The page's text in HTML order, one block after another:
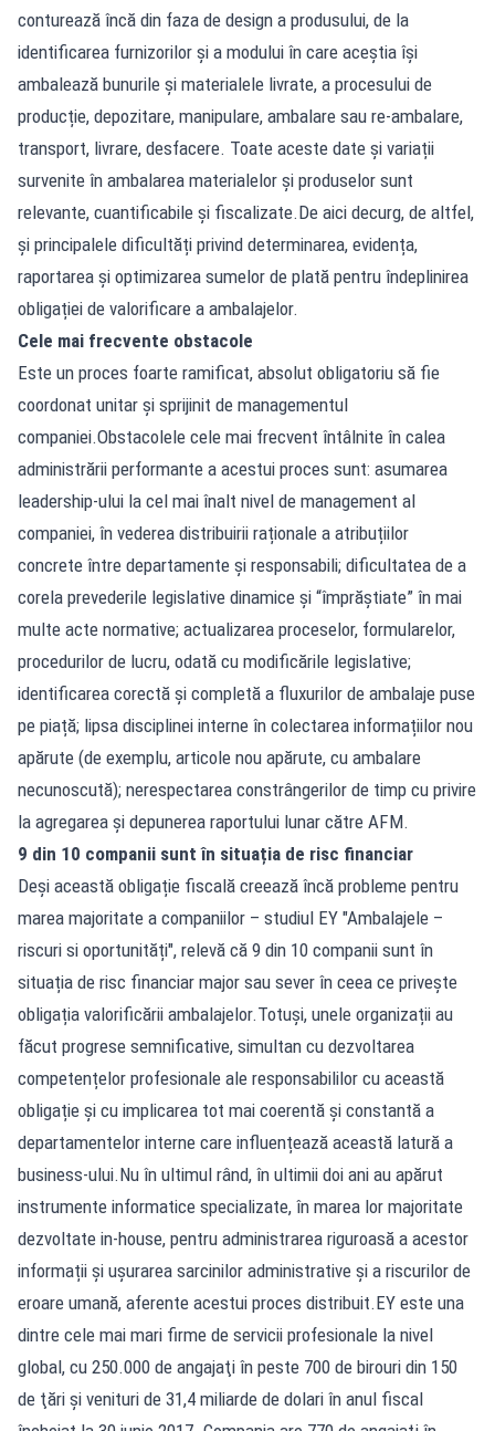
conturează încă din faza de design a produsului, de la
identificarea furnizorilor și a modului în care aceștia își
ambalează bunurile și materialele livrate, a procesului de
producție, depozitare, manipulare, ambalare sau re-ambalare,
transport, livrare, desfacere. Toate aceste date și variații
survenite în ambalarea materialelor și produselor sunt
relevante, cuantificabile și fiscalizate.De aici decurg, de altfel,
și principalele dificultăți privind determinarea, evidența,
raportarea și optimizarea sumelor de plată pentru îndeplinirea
obligației de valorificare a ambalajelor.
Cele mai frecvente obstacole
Este un proces foarte ramificat, absolut obligatoriu să fie
coordonat unitar și sprijinit de managementul
companiei.Obstacolele cele mai frecvent întâlnite în calea
administrării performante a acestui proces sunt: asumarea
leadership-ului la cel mai înalt nivel de management al
companiei, în vederea distribuirii raționale a atribuțiilor
concrete între departamente și responsabili; dificultatea de a
corela prevederile legislative dinamice și “împrăștiate” în mai
multe acte normative; actualizarea proceselor, formularelor,
procedurilor de lucru, odată cu modificările legislative;
identificarea corectă și completă a fluxurilor de ambalaje puse
pe piață; lipsa disciplinei interne în colectarea informațiilor nou
apărute (de exemplu, articole nou apărute, cu ambalare
necunoscută); nerespectarea constrângerilor de timp cu privire
la agregarea și depunerea raportului lunar către AFM.
9 din 10 companii sunt în situația de risc financiar
Deși această obligație fiscală creează încă probleme pentru
marea majoritate a companiilor – studiul EY "Ambalajele –
riscuri si oportunități", relevă că 9 din 10 companii sunt în
situația de risc financiar major sau sever în ceea ce privește
obligația valorificării ambalajelor.Totuși, unele organizații au
făcut progrese semnificative, simultan cu dezvoltarea
competențelor profesionale ale responsabililor cu această
obligație și cu implicarea tot mai coerentă și constantă a
departamentelor interne care influențează această latură a
business-ului.Nu în ultimul rând, în ultimii doi ani au apărut
instrumente informatice specializate, în marea lor majoritate
dezvoltate in-house, pentru administrarea riguroasă a acestor
informații și ușurarea sarcinilor administrative și a riscurilor de
eroare umană, aferente acestui proces distribuit.EY este una
dintre cele mai mari firme de servicii profesionale la nivel
global, cu 250.000 de angajaţi în peste 700 de birouri din 150
de ţări şi venituri de 31,4 miliarde de dolari în anul fiscal